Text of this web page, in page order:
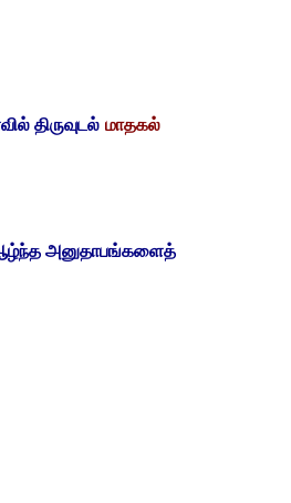
திருவுடல் மாதகல்
ஆழ்ந்த அனுதாபங்களைத்